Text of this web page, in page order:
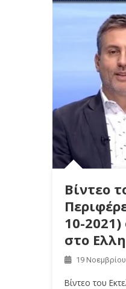
Βίντεο
10-
στο
19
Βίντεο του